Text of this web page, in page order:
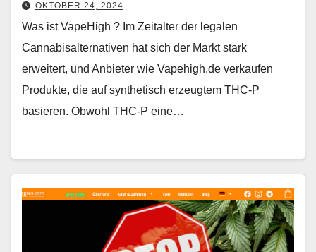
OKTOBER 24, 2024
Was ist VapeHigh ? Im Zeitalter der legalen
Cannabisalternativen hat sich der Markt stark
erweitert, und Anbieter wie Vapehigh.de verkaufen
Produkte, die auf synthetisch erzeugtem THC-P
basieren. Obwohl THC-P eine…